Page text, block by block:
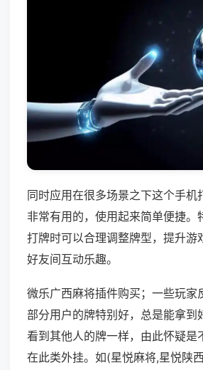
同时应用在很多场景之下这个手机
非常有用的，使用起来简单便捷。
打牌时可以合理调整牌型，提升游
好友间互动乐趣。
微乐广西麻将插件购买；一些玩家
部分用户的牌特别好，总是能拿到
看到其他人的牌一样，由此怀疑是
在此类外挂。如(星悦麻将,星悦陕